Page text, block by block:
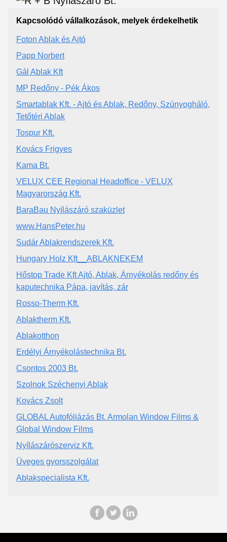
Kapcsolódó vállalkozások, melyek érdekelhetik
Foton Ablak és Ajtó
Papp Norbert
Gál Ablak Kft
MP Redőny - Pék Ákos
Smartablak Kft. - Ajtó és Ablak, Redőny, Szúnyogháló,
Tetőtéri Ablak
Tospur Kft.
Kovács Frigyes
Kama Bt.
VELUX CEE Regional Headoffice - VELUX
Magyarország Kft.
BaraBau Nyílászáró szaküzlet
www.HansPeter.hu
Sudár Ablakrendszerek Kft.
Hungary Holz Kft__ABLAKNEKEM
Hőstop Trade Kft Ajtó, Ablak, Árnyékolás redőny és
kaputechnika Pápa, javítás, zár
Rosso-Therm Kft.
Ablaktherm Kft.
Ablakotthon
Erdélyi Árnyékolástechnika Bt.
Csontos 2003 Bt.
Szolnok Széchenyi Ablak
Kovács Zsolt
GLOBAL Autofóliázás Bt. Armolan Window Films &
Global Window Films
Nyílászárószerviz Kft.
Üveges gyorsszolgálat
Ablakspecialista Kft.